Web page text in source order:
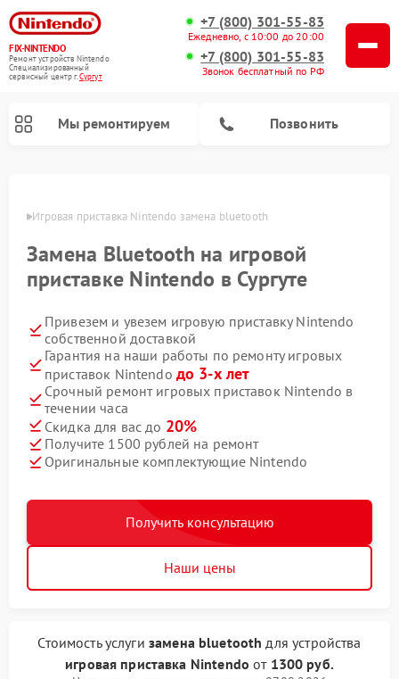
FIX-NINTENDO
Ремонт устройств Nintendo
Специализированный
cервисный центр г.Сургут
+7 (800) 301-55-83
Ежедневно, с 10:00 до 20:00
+7 (800) 301-55-83
Звонок бесплатный по РФ
Мы ремонтируем Позвонить
Игровая приставка Nintendo замена bluetooth
Замена Bluetooth на игровой
приставке Nintendo в Сургуте
Привезем и увезем игровую приставку Nintendo
собственной доставкой
Гарантия на наши работы по ремонту игровых
приставок Nintendo до 3-х лет
Срочный ремонт игровых приставок Nintendo в
течении часа
Скидка для вас до 20%
Получите 1500 рублей на ремонт
Оригинальные комплектующие Nintendo
Получить консультацию
Наши цены
Стоимость услуги замена bluetooth для устройства
игровая приставка Nintendo от 1300 руб.